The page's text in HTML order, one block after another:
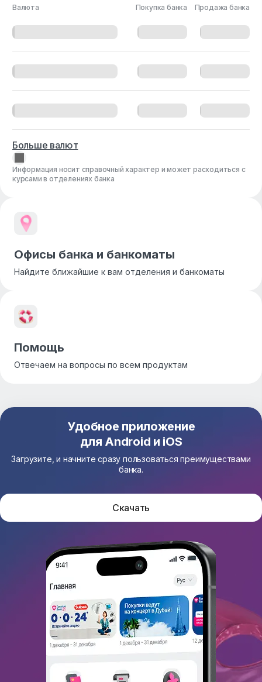
Валюта Покупка банка Продажа банка
Больше валют
Информация носит справочный характер и может расходиться с
курсами в отделениях банка
Офисы банка и банкоматы
Найдите ближайшие к вам отделения и банкоматы
Помощь
Отвечаем на вопросы по всем продуктам
Удобное приложение
для Android и iOS
Загрузите, и начните сразу пользоваться преимуществами
банка.
Скачать